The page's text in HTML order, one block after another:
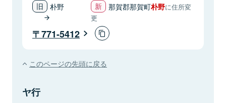
朴野 那賀郡那賀町朴野に住所変
更
771-5412
このページの先頭に戻る
ヤ行